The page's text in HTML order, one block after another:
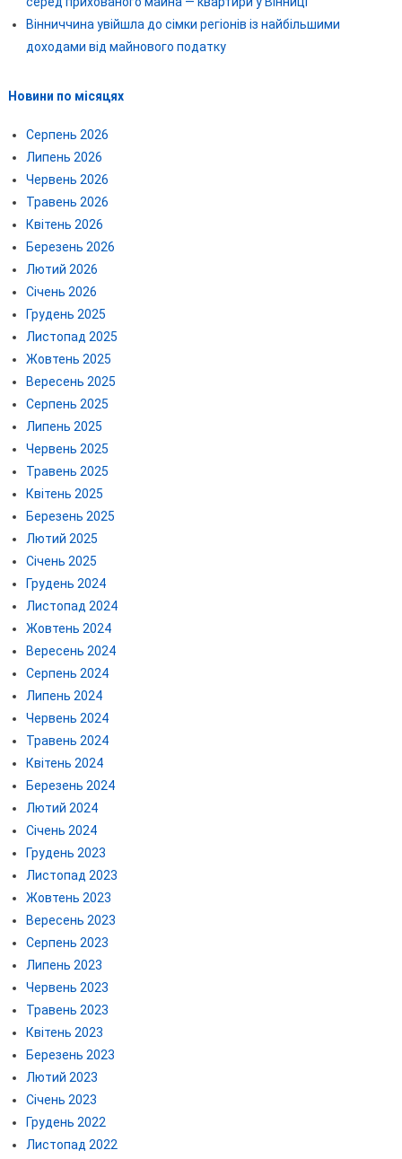
Вінниччина увійшла до сімки регіонів із найбільшими
доходами від майнового податку
Новини по місяцях
Серпень 2026
Липень 2026
Червень 2026
Травень 2026
Квітень 2026
Березень 2026
Лютий 2026
Січень 2026
Грудень 2025
Листопад 2025
Жовтень 2025
Вересень 2025
Серпень 2025
Липень 2025
Червень 2025
Травень 2025
Квітень 2025
Березень 2025
Лютий 2025
Січень 2025
Грудень 2024
Листопад 2024
Жовтень 2024
Вересень 2024
Серпень 2024
Липень 2024
Червень 2024
Травень 2024
Квітень 2024
Березень 2024
Лютий 2024
Січень 2024
Грудень 2023
Листопад 2023
Жовтень 2023
Вересень 2023
Серпень 2023
Липень 2023
Червень 2023
Травень 2023
Квітень 2023
Березень 2023
Лютий 2023
Січень 2023
Грудень 2022
Листопад 2022